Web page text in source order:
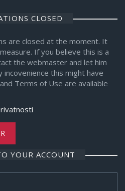
CLOSED
are closed at the moment. It
If you believe this is a
the webmaster and let him
incovenience this might have
Terms of Use are available
YOUR ACCOUNT